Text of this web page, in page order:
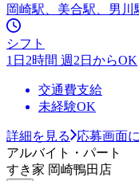
岡崎駅、美合駅、男川
シフト
1日2時間 週2日からOK
交通費支給
未経験OK
詳細を見る
応募画面
アルバイト・パート
すき家 岡崎鴨田店